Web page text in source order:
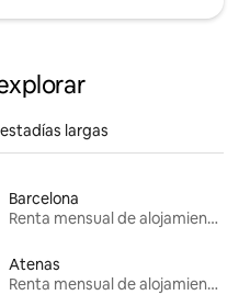
largas
Barcelona
Renta mensual de alojamientos
Atenas
Renta mensual de alojamientos